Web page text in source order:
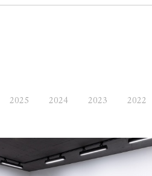
2025 2024 2023 2022